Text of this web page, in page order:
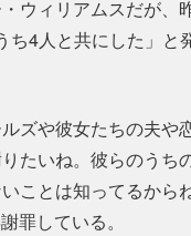
ウィリアムスだが、
ち4人と共にした」と
ルズや彼女たちの夫や
たいね。彼らのうち
ことは知ってるから
罪している。